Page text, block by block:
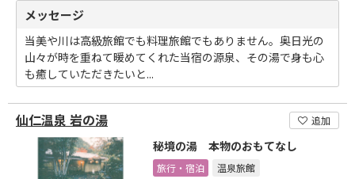
メッセージ
当美や川は高級旅館でも料理旅館でもありません。奥日光の
山々が時を重ねて暖めてくれた当宿の源泉、その湯で身も心
も癒していただきたいと...
仙仁温泉 岩の湯 追加
秘境の湯 本物のおもてなし
旅行・宿泊 温泉旅館